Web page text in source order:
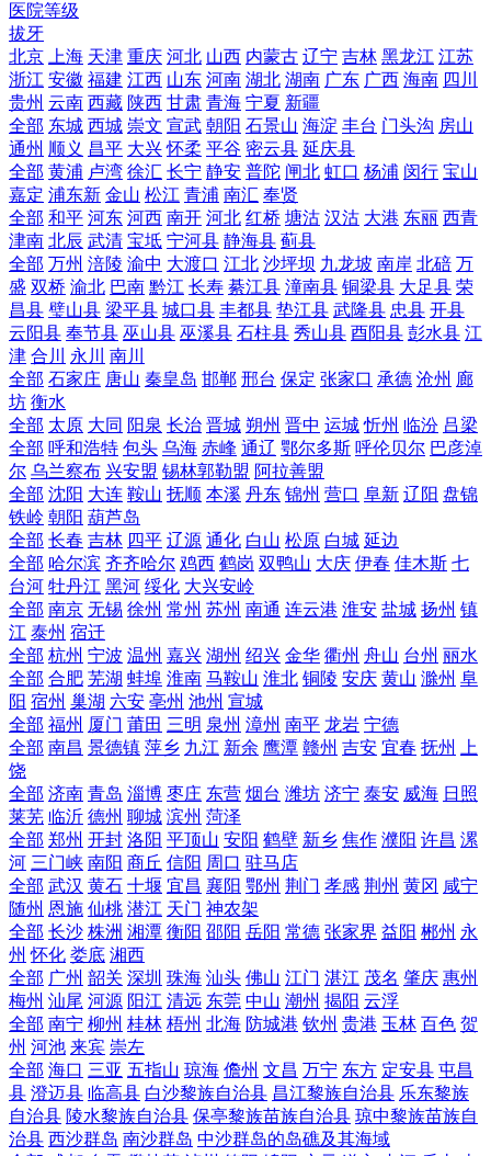
医院等级
拔牙
北京
上海 天津 重庆 河北 山西 内蒙古 辽宁 吉林 黑龙江 江苏
浙江 安徽 福建 江西 山东 河南 湖北 湖南 广东 广西 海南 四川
贵州 云南 西藏 陕西 甘肃 青海 宁夏 新疆
全部 东城 西城 崇文 宣武 朝阳 石景山 海淀 丰台 门头沟 房山
通州 顺义 昌平 大兴 怀柔 平谷 密云县 延庆县
全部 黄浦 卢湾 徐汇 长宁 静安 普陀 闸北 虹口 杨浦 闵行 宝山
嘉定 浦东新 金山 松江 青浦 南汇 奉贤
全部 和平 河东 河西 南开 河北 红桥 塘沽 汉沽 大港 东丽 西青
津南 北辰 武清 宝坻 宁河县 静海县 蓟县
全部 万州 涪陵 渝中 大渡口 江北 沙坪坝 九龙坡 南岸 北碚 万
盛 双桥 渝北 巴南 黔江 长寿 綦江县 潼南县 铜梁县 大足县 荣
昌县 璧山县 梁平县 城口县 丰都县 垫江县 武隆县 忠县 开县
云阳县 奉节县 巫山县 巫溪县 石柱县 秀山县 酉阳县 彭水县 江
津 合川 永川
南川
全部 石家庄 唐山 秦皇岛 邯郸 邢台 保定 张家口 承德 沧州 廊
坊 衡水
全部 太原 大同 阳泉 长治 晋城 朔州 晋中 运城 忻州 临汾 吕梁
全部 呼和浩特 包头 乌海 赤峰 通辽 鄂尔多斯 呼伦贝尔 巴彦淖
尔 乌兰察布 兴安盟 锡林郭勒盟 阿拉善盟
全部 沈阳 大连 鞍山 抚顺 本溪 丹东 锦州 营口 阜新 辽阳 盘锦
铁岭 朝阳 葫芦岛
全部 长春 吉林 四平 辽源 通化 白山 松原 白城 延边
全部 哈尔滨 齐齐哈尔 鸡西 鹤岗 双鸭山 大庆 伊春 佳木斯 七
台河 牡丹江 黑河 绥化 大兴安岭
全部 南京 无锡 徐州 常州 苏州 南通 连云港 淮安 盐城 扬州 镇
江 泰州 宿迁
全部 杭州 宁波 温州 嘉兴 湖州 绍兴 金华 衢州 舟山 台州 丽水
全部 合肥 芜湖 蚌埠 淮南 马鞍山 淮北 铜陵 安庆 黄山 滁州 阜
阳 宿州 巢湖 六安 亳州 池州 宣城
全部 福州 厦门 莆田 三明 泉州 漳州 南平 龙岩 宁德
全部 南昌 景德镇 萍乡 九江 新余 鹰潭 赣州 吉安 宜春 抚州
上
饶
全部 济南 青岛 淄博 枣庄 东营 烟台 潍坊 济宁 泰安 威海 日照
莱芜 临沂 德州 聊城 滨州 菏泽
全部 郑州 开封 洛阳 平顶山 安阳 鹤壁 新乡 焦作 濮阳 许昌 漯
河 三门峡 南阳 商丘 信阳 周口 驻马店
全部 武汉 黄石 十堰 宜昌 襄阳 鄂州 荆门 孝感 荆州 黄冈 咸宁
随州 恩施 仙桃 潜江 天门 神农架
全部 长沙 株洲 湘潭 衡阳 邵阳 岳阳 常德 张家界 益阳 郴州 永
州 怀化 娄底 湘西
全部 广州 韶关 深圳 珠海 汕头 佛山 江门 湛江 茂名 肇庆 惠州
梅州 汕尾 河源 阳江 清远 东莞 中山 潮州 揭阳 云浮
全部 南宁 柳州 桂林 梧州 北海 防城港 钦州 贵港 玉林 百色 贺
州 河池 来宾 崇左
全部 海口 三亚 五指山 琼海 儋州 文昌 万宁 东方 定安县 屯昌
县 澄迈县 临高县 白沙黎族自治县 昌江黎族自治县 乐东黎族
自治县 陵水黎族自治县 保亭黎族苗族自治县 琼中黎族苗族自
治县 西沙群岛 南沙群岛 中沙群岛的岛礁及其海域